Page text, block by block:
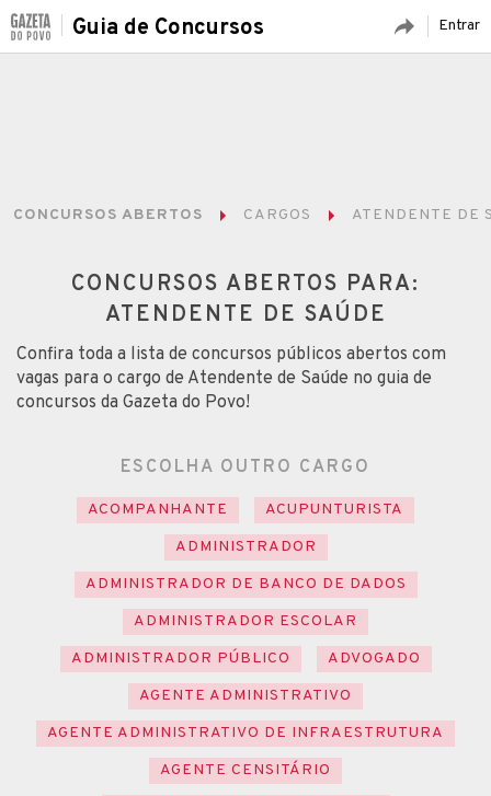
Entrar
Guia de Concursos
CONCURSOS ABERTOS CARGOS ATENDENTE DE
CONCURSOS ABERTOS PARA:
ATENDENTE DE SAÚDE
Confira toda a lista de concursos públicos abertos com
vagas para o cargo de Atendente de Saúde no guia de
concursos da Gazeta do Povo!
ESCOLHA OUTRO CARGO
ACOMPANHANTE
ACUPUNTURISTA
ADMINISTRADOR
ADMINISTRADOR DE BANCO DE DADOS
ADMINISTRADOR ESCOLAR
ADMINISTRADOR PÚBLICO
ADVOGADO
AGENTE ADMINISTRATIVO
AGENTE ADMINISTRATIVO DE INFRAESTRUTURA
AGENTE CENSITÁRIO